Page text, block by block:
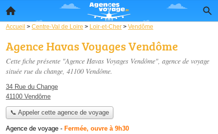
Accueil > Centre-Val de Loire > Loir-et-Cher > Vendôme
Agence Havas Voyages Vendôme
Cette fiche présente "Agence Havas Voyages Vendôme", agence de voyage
située rue du change, 41100 Vendôme.
34 Rue du Change
41100 Vendôme
📞 Appeler cette agence de voyage
Agence de voyage - Fermée, ouvre à 9h30